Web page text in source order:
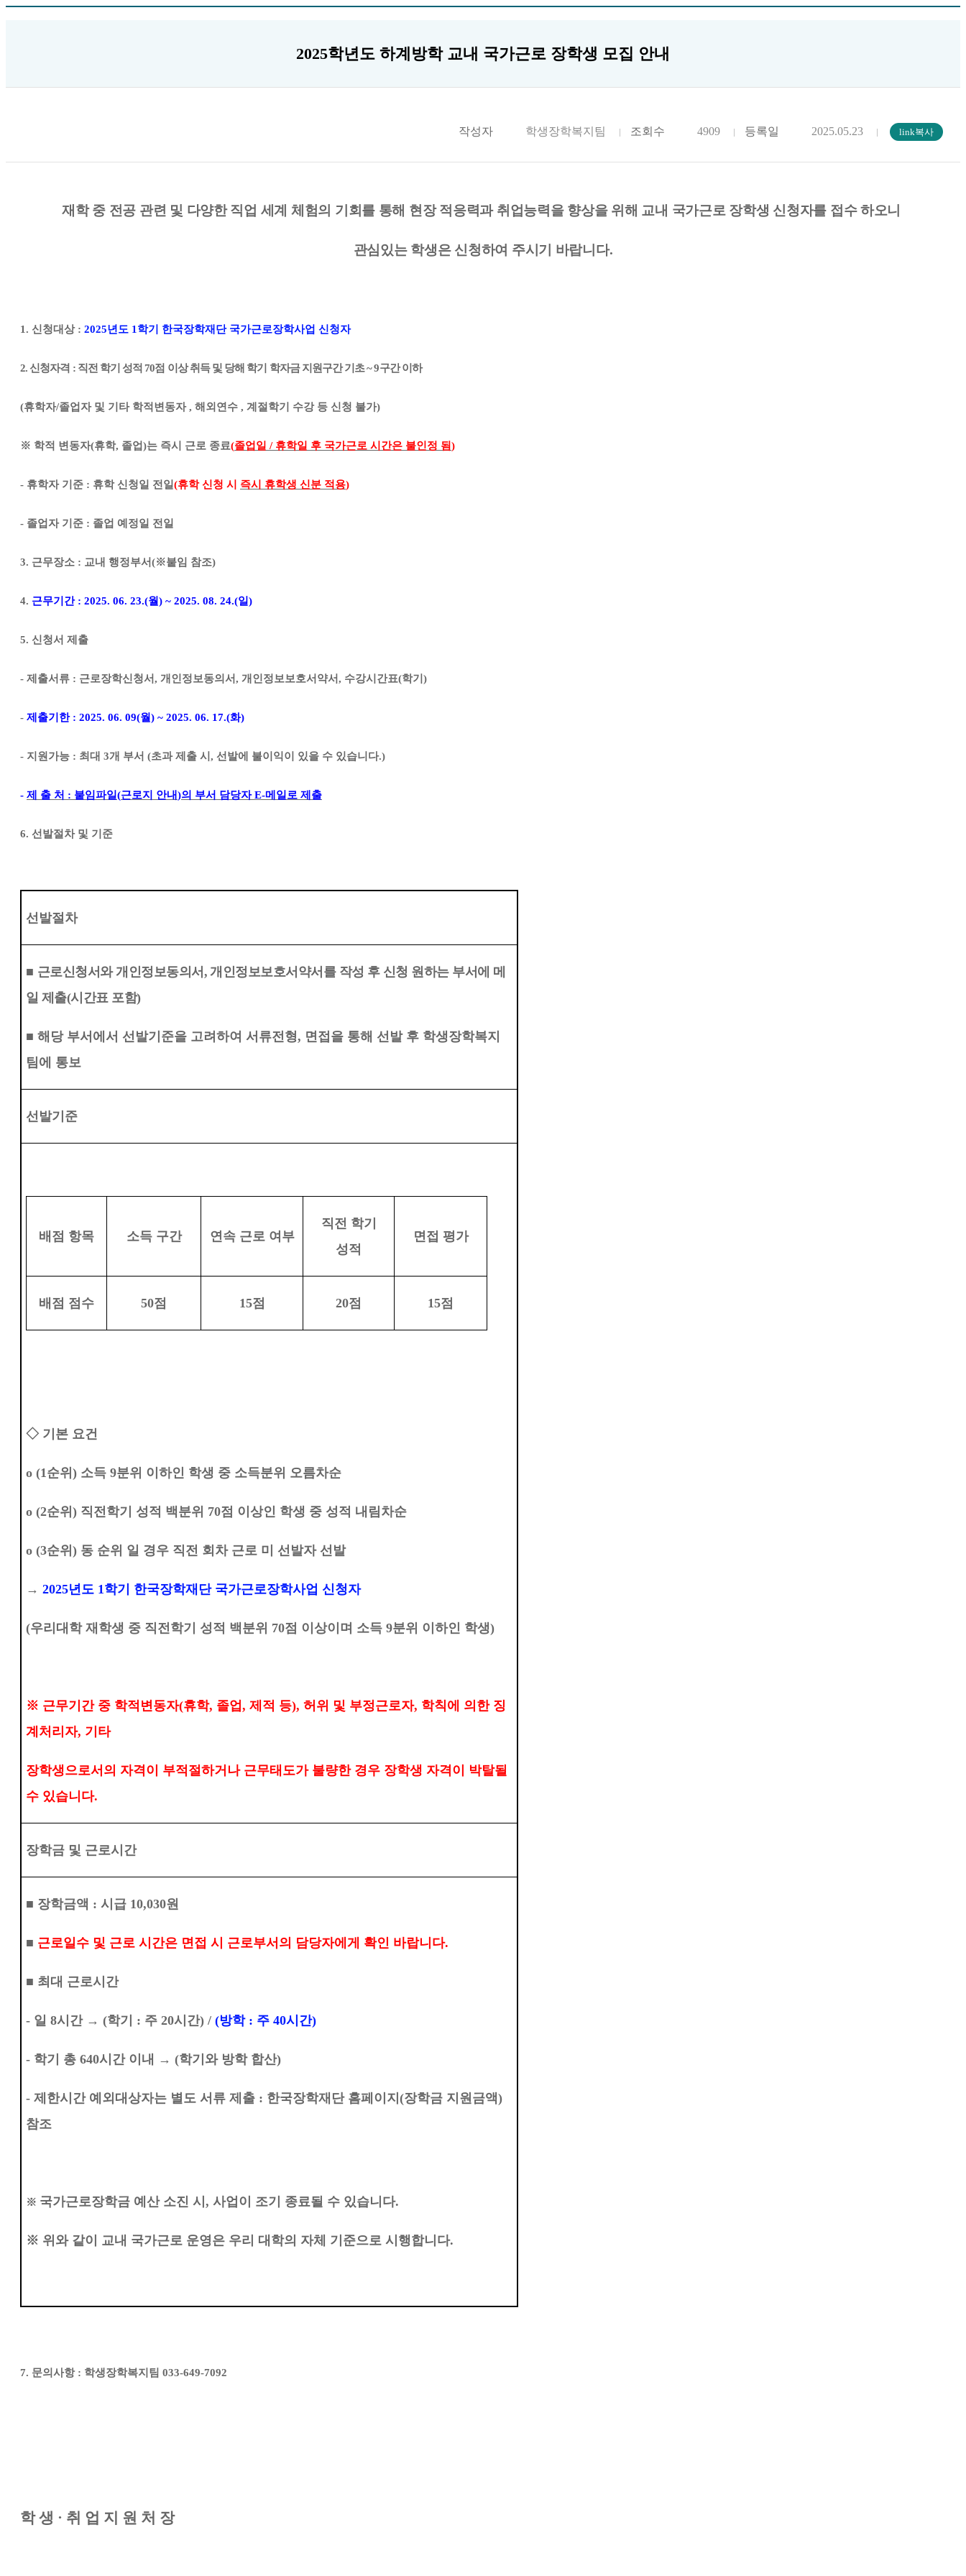
2025학년도 하계방학 교내 국가근로 장학생 모집 안내
작성자 학생장학복지팀 조회수 4909 등록일 2025.05.23
재학 중 전공 관련 및 다양한 직업 세계 체험의 기회를 통해 현장 적응력과 취업능력을 향상을 위해 교내 국가근로 장학생 신청자를 접수 하오니
관심있는 학생은 신청하여 주시기 바랍니다.
1. 신청대상 : 2025년도 1 학기 한국장학재단 국가근로장학사업 신청자
2. 신청자격 : 직전 학기 성적 70점 이상 취득 및 당해 학기 학자금 지원구간 기초~ 9구간 이하
(휴학자/졸업자 및 기타 학적변동자, 해외연수 , 계절학기 수강 등 신청 불가)
※ 학적 변동자(휴학, 졸업)는 즉시 근로 종료(졸업일 / 휴학일 후 국가근로 시간은 불인정 됨)
- 휴학자 기준 : 휴학 신청일 전일(휴학 신청 시 즉시 휴학생 신분 적용)
- 졸업자 기준 : 졸업 예정일 전일
3. 근무장소 : 교내 행정부서(※붙임 참조)
4. 근무기간 : 2025. 06. 23.(월) ~ 2025. 08. 24.(일)
5. 신청서 제출
- 제출서류 : 근로장학신청서, 개인정보동의서, 개인정보보호서약서, 수강시간표(학기)
- 제출기한 : 2025. 06. 09(월) ~ 2025. 06. 17.(화)
- 지원가능 : 최대 3개 부서 (초과 제출 시, 선발에 불이익이 있을 수 있습니다.)
- 제 출 처 : 붙임파일(근로지 안내)의 부서 담당자E-메일로 제출
6. 선발절차 및 기준
선발절차
■ 근로신청서와 개인정보동의서 ,개인정보보호서약서를 작성 후 신청 원하는 부서에 메
일 제출(시간표 포함)
■ 해당 부서에서 선발기준을 고려하여 서류전형, 면접을 통해 선발 후 학생장학복지
팀에 통보
선발기준
배점 항목 소득 구간 연속 근로 여부
직전 학기
성적
면접 평가
배점 점수 50점 15점 20점 15점
◇ 기본 요건
o (1순위 ) 소득 9분위 이하인 학생 중 소득분위 오름차순
o (2순위 ) 직전학기 성적 백분위 70점 이상인 학생 중 성적 내림차순
o (3순위 ) 동 순위 일 경우 직전 회차 근로 미 선발자 선발
→ 2025년도 1학기 한국장학재단 국가근로장학사업 신청자
(우리대학 재학생 중 직전학기 성적 백분위 70점 이상이며 소득 9분위 이하인 학생)
※ 근무기간 중 학적변동자(휴학, 졸업 , 제적 등), 허위 및 부정근로자, 학칙에 의한 징
계처리자, 기타
장학생으로서의 자격이 부적절하거나 근무태도가 불량한 경우 장학생 자격이 박탈될
수 있습니다.
장학금 및 근로시간
■ 장학금액 : 시급 10,030원
■ 근로일수 및 근로 시간은 면접 시 근로부서의 담당자에게 확인 바랍니다.
■ 최대 근로시간
- 일 8시간 → (학기 : 주 20시간) / (방학 : 주 40시간)
- 학기 총 640시간 이내 → (학기와 방학 합산)
- 제한시간 예외대상자는 별도 서류 제출 : 한국장학재단 홈페이지 (장학금 지원금액)
참조
※ 국가근로장학금 예산 소진 시 , 사업이 조기 종료될 수 있습니다.
※ 위와 같이 교내 국가근로 운영은 우리 대학의 자체 기준으로 시행합니다.
7. 문의사항 : 학생장학복지팀 033-649-7092
학 생 · 취 업 지 원 처 장